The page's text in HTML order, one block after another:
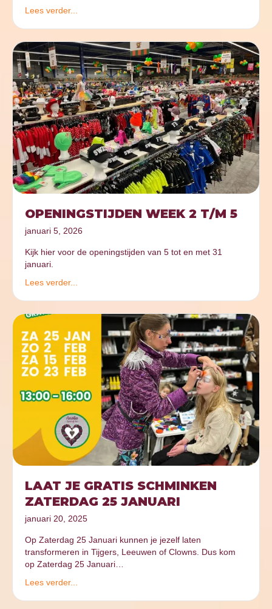
Lees verder...
OPENINGSTIJDEN WEEK 2 T/M 5
januari 5, 2026
Kijk hier voor de openingstijden van 5 tot en met 31
januari.
Lees verder...
LAAT JE GRATIS SCHMINKEN
ZATERDAG 25 JANUARI
januari 20, 2025
Op Zaterdag 25 Januari kunnen je jezelf laten
transformeren in Tijgers, Leeuwen of Clowns. Dus kom
op Zaterdag 25 Januari…
Lees verder...